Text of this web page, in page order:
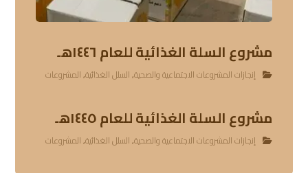
مشروع السلة الغذائية للعام ١٤٤٦هـ
إنجازات المشروعات الاجتماعية والصحية,السلل الغذائية,المشروعات
مشروع السلة الغذائية للعام ١٤٤٥هـ
إنجازات المشروعات الاجتماعية والصحية,السلل الغذائية,المشروعات